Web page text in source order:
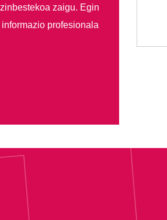
zaigu. Egin
profesionala